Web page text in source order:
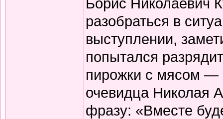
разобраться в
выступлении,
попытался
пирожки с мясом —
очевидца Николая
фразу: «Вместе